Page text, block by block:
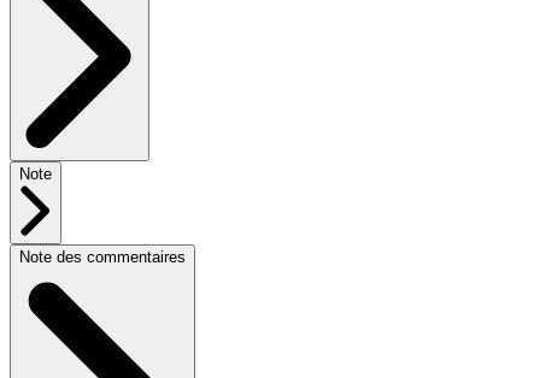
Note
Note des commentaires